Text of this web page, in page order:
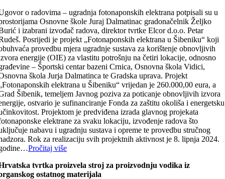
o radovima – ugradnja fotonaponskih elektrana potpisali su u
Osnovne škole Juraj Dalmatinac gradonačelnik Željko
i izabrani izvođač radova, direktor tvrtke Elcor d.o.o. Petar
Posrijedi je projekt „Fotonaponskih elektrana u Šibeniku“ koji
provedbu mjera ugradnje sustava za korištenje obnovljivih
energije (OIE) za vlastitu potrošnju na četiri lokacije, odnosno
– Športski centar bazeni Crnica, Osnovna škola Vidici,
škola Jurja Dalmatinca te Gradska uprava. Projekt
elektrana u Šibeniku“ vrijedan je 260.000,00 eura, a
Šibenik, temeljem Javnog poziva za poticanje obnovljivih izvora
ostvario je sufinanciranje Fonda za zaštitu okoliša i energetsku
Projektom je predviđena izrada glavnog projekata
elektrane za svaku lokaciju, izvođenje radova što
nabavu i ugradnju sustava i opreme te provedbu stručnog
Rok za realizaciju svih projektnih aktivnost je 8. lipnja 2024.
Pročitaj više
tvrtka proizvela stroj za proizvodnju vodika iz
ostatnog materijala